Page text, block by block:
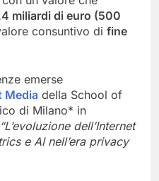
miliardi di euro (500
consuntivo di fine
emerse
Media della School of
di Milano* in
“L’evoluzione dell’Internet
e AI nell’era privacy